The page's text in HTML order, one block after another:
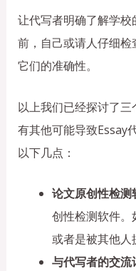
让代写者明确了解学
前，自己或请人仔细
它们的准确性。
以上我们已经探讨了
有其他可能导致Essay
以下几点：
论文原创性检测
创性检测软件。
或者是被其他人
与代写者的交流